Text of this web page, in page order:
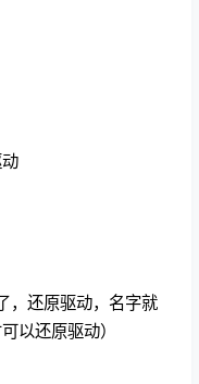
，还原驱动，名字就
以还原驱动）